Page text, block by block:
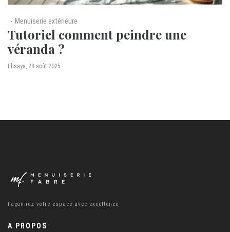
Menuiserie extérieure
Tutoriel comment peindre une
véranda ?
byElisaya 28 août 2025
Façonnez votre espace avec excellence
A PROPOS